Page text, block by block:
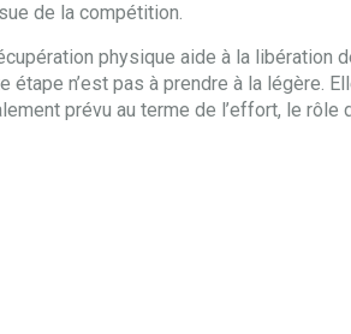
de la compétition.
physique aide à la
étape n’est pas à prendre à la légère.
prévu au terme de l’effort, le